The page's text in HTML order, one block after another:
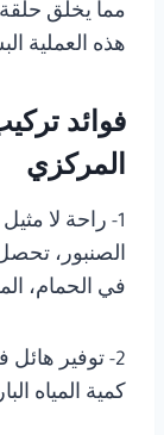
مما يخلق
هذه العملية
فوائد
المركزي
1- راحة لا
الصنبور،
في الحمام،
2- توفير
كمية المياه